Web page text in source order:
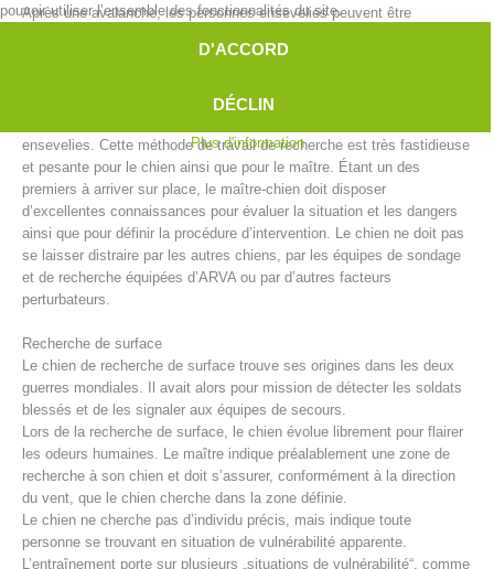
Direction
Après une avalanche, les personnes ensevelies peuvent être
d’avalanche. Malgré les progrès techniques apportés par entre autre
RECCO, les chiens d’avalanche sont parfois la seule et donc la
ensevelies. Cette méthode de travail de recherche est très fastidieuse
et pesante pour le chien ainsi que pour le maître. Étant un des
premiers à arriver sur place, le maître-chien doit disposer
d’excellentes connaissances pour évaluer la situation et les dangers
ainsi que pour définir la procédure d’intervention. Le chien ne doit pas
se laisser distraire par les autres chiens, par les équipes de sondage
et de recherche équipées d’ARVA ou par d’autres facteurs
perturbateurs.
Recherche de surface
Le chien de recherche de surface trouve ses origines dans les deux
guerres mondiales. Il avait alors pour mission de détecter les soldats
blessés et de les signaler aux équipes de secours.
Lors de la recherche de surface, le chien évolue librement pour flairer
les odeurs humaines. Le maître indique préalablement une zone de
recherche à son chien et doit s’assurer, conformément à la direction
du vent, que le chien cherche dans la zone définie.
Le chien ne cherche pas d’individu précis, mais indique toute
personne se trouvant en situation de vulnérabilité apparente.
L’entraînement porte sur plusieurs „situations de vulnérabilité“, comme
pouvoir utiliser l’ensemble des fonctionnalités du site.
D'ACCORD
DÉCLIN
Plus d'information